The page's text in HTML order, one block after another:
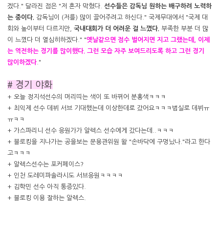
겠다." 달라진 점은 "저 혼자 막혔다. 선수들은 감독님 원하는 배구하려 노력하
는 중이다.
감독님이 (저를) 많이 끌어주려고 하신다." 국제무대에서 "국제 대
회와 높이부터 다르지만, 국내대회가 더 어려운 걸 느꼈다. 부족한 부분 더 많
이 느꼈다 더 열심히하겠다." "옛날같으면 점수 벌어지면 지고 그랬는데, 이제
는 역전하는 경기를 많이했다. 그런 모습 자주 보여드리도록 하고 그런 경기
많이하겠다 ."
# 경기 야화
+ 오늘 정지석선수의 머리띠는 색이 또 바뀌어 분홍색ㅋㅋㅋ
+ 최익제 선수 데뷔 서브 기대했는데 이상한데로 갔어요ㅋㅋㅋ범실로 데뷔ㅠ
ㅠㅋㅋ
+ 가스파리니 선수 응원가가 알렉스 선수에게 갔다는데..ㅋㅋㅋ
+ 블로킹을 지나가는 공을보는 문용관위원 왈 "손바닥에 구멍났나."라고 한다
고ㅋㅋㅋ
+ 알렉스선수는 포커페이스?
+ 인천 도레미파솔라시도 서브응원ㅋㅋㅋㅋ
+ 김학민 선수 아직 통증있다.
+ 블로킹 이용 잘하는 알렉스.